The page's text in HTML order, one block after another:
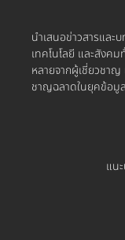
นำเสนอข่าวสารและ
เทคโนโลยี และสังค
หลายจากผู้เชี่ยวชาญ
ชาญฉลาดในยุคข้อมู
แน